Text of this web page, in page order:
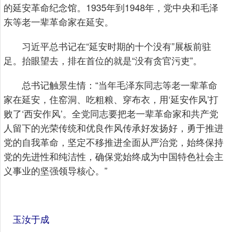
的延安革命纪念馆。1935年到1948年，党中央和毛泽
东等老一辈革命家在延安。
习近平总书记在“延安时期的十个没有”展板前驻
足。抬眼望去，排在首位的就是“没有贪官污吏”。
总书记触景生情：“当年毛泽东同志等老一辈革命
家在延安，住窑洞、吃粗粮、穿布衣，用‘延安作风’打
败了‘西安作风’。全党同志要把老一辈革命家和共产党
人留下的光荣传统和优良作风传承好发扬好，勇于推进
党的自我革命，坚定不移推进全面从严治党，始终保持
党的先进性和纯洁性，确保党始终成为中国特色社会主
义事业的坚强领导核心。”
玉汝于成